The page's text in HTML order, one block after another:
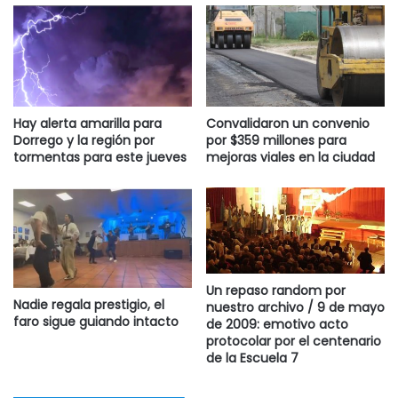
Destacadas
Hay alerta amarilla para
Dorrego y la región por
tormentas para este jueves
Convalidaron un convenio
por $359 millones para
mejoras viales en la ciudad
Nadie regala prestigio, el
faro sigue guiando intacto
Un repaso random por
nuestro archivo / 9 de mayo
de 2009: emotivo acto
protocolar por el centenario
de la Escuela 7